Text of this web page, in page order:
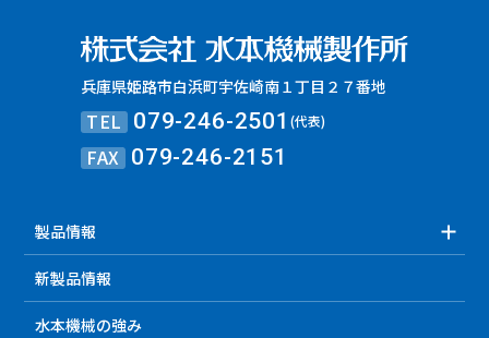
兵庫県姫路市白浜町宇佐崎南１丁目２７番地
TEL 079-246-2501(代表)
FAX 079-246-2151
製品情報
新製品情報
水本機械の強み